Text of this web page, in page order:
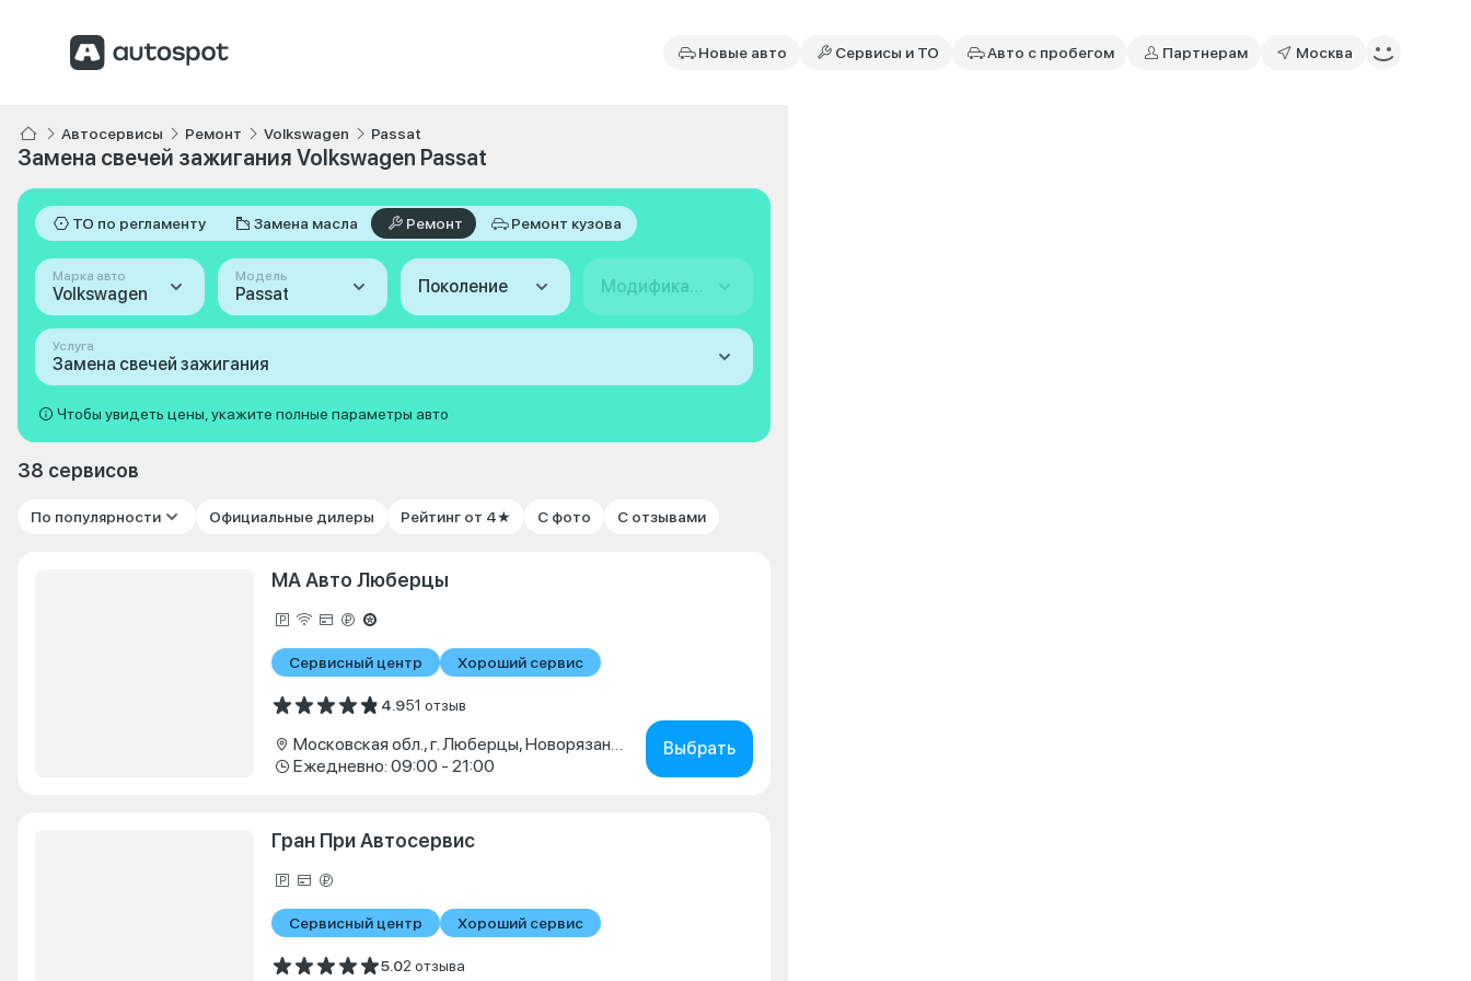
Новые авто Сервисы и ТО Авто с пробегом Партнерам Москва
Автосервисы Ремонт Volkswagen Passat
Замена свечей зажигания Volkswagen Passat
ТО по регламенту Замена масла Ремонт Ремонт кузова
Марка авто
Volkswagen
Модель
Passat Поколение Модификация
Услуга
Замена свечей зажигания
Чтобы увидеть цены, укажите полные параметры авто
38 сервисов
По популярности Официальные дилеры Рейтинг от 4★ С фото С отзывами
МА Авто Люберцы
Сервисный центр Хороший сервис
4.951 отзыв
Московская обл., г. Люберцы, Новорязанское шоссе, д. 1г
Ежедневно: 09:00 - 21:00
Выбрать
Гран При Автосервис
Сервисный центр Хороший сервис
5.02 отзыва